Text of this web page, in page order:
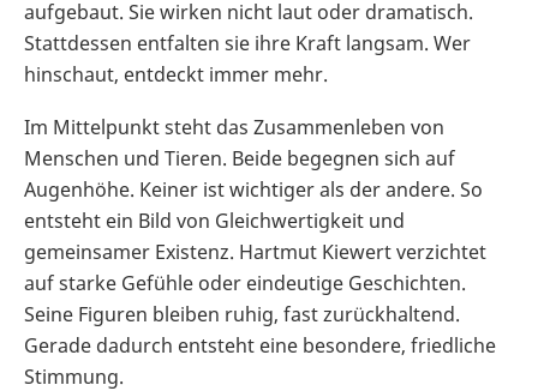
aufgebaut. Sie wirken nicht laut oder dramatisch.
Stattdessen entfalten sie ihre Kraft langsam. Wer
hinschaut, entdeckt immer mehr.
Im Mittelpunkt steht das Zusammenleben von
Menschen und Tieren. Beide begegnen sich auf
Augenhöhe. Keiner ist wichtiger als der andere. So
entsteht ein Bild von Gleichwertigkeit und
gemeinsamer Existenz. Hartmut Kiewert verzichtet
auf starke Gefühle oder eindeutige Geschichten.
Seine Figuren bleiben ruhig, fast zurückhaltend.
Gerade dadurch entsteht eine besondere, friedliche
Stimmung.